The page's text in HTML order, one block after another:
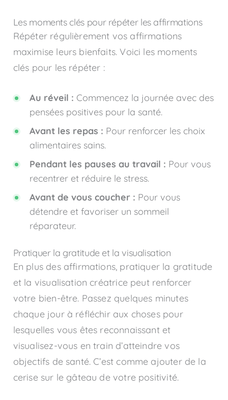
Les moments clés pour répéter les affirmations
Répéter régulièrement vos affirmations
maximise leurs bienfaits. Voici les moments
clés pour les répéter :
Au réveil : Commencez la journée avec des
pensées positives pour la santé.
Avant les repas : Pour renforcer les choix
alimentaires sains.
Pendant les pauses au travail : Pour vous
recentrer et réduire le stress.
Avant de vous coucher : Pour vous
détendre et favoriser un sommeil
réparateur.
Pratiquer la gratitude et la visualisation
En plus des affirmations, pratiquer la gratitude
et la visualisation créatrice peut renforcer
votre bien-être. Passez quelques minutes
chaque jour à réfléchir aux choses pour
lesquelles vous êtes reconnaissant et
visualisez-vous en train d’atteindre vos
objectifs de santé. C’est comme ajouter de la
cerise sur le gâteau de votre positivité.